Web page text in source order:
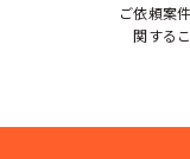
ご依頼案
関する